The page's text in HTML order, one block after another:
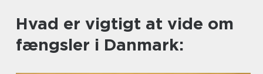
Hvad er vigtigt at vide om
fængsler i Danmark: